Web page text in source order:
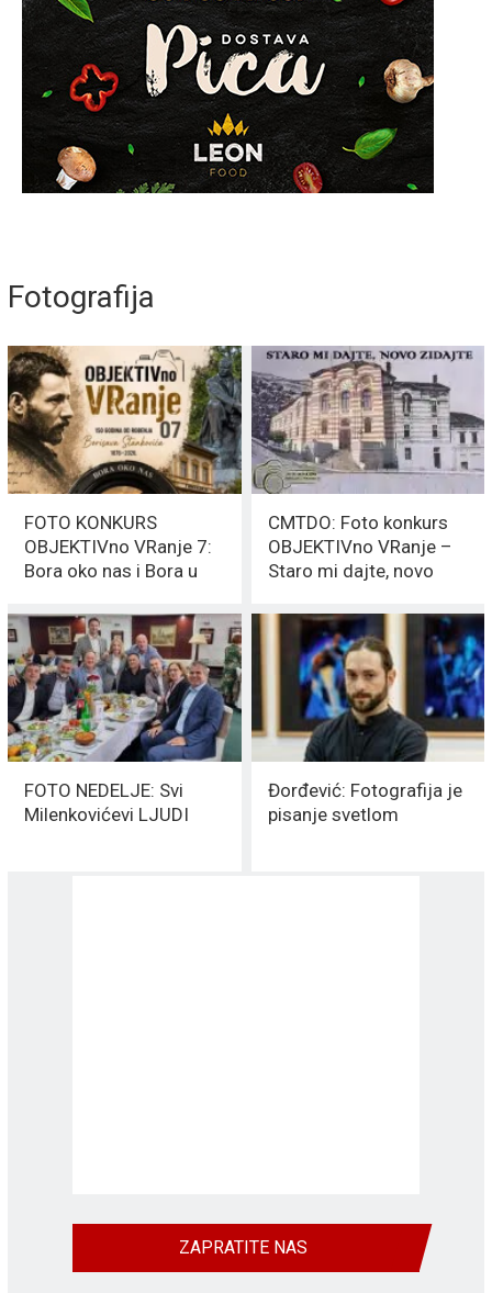
Fotografija
FOTO KONKURS
OBJEKTIVno VRanje 7:
Bora oko nas i Bora u
CMTDO: Foto konkurs
OBJEKTIVno VRanje –
Staro mi dajte, novo
FOTO NEDELJE: Svi
Milenkovićevi LJUDI
Đorđević: Fotografija je
pisanje svetlom
ZAPRATITE NAS